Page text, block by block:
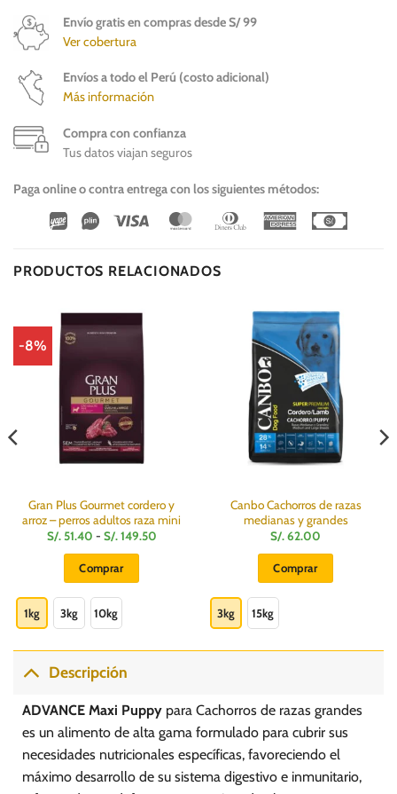
Envío gratis en compras desde S/ 99
Ver cobertura
Envíos a todo el Perú (costo adicional)
Más información
Compra con confianza
Tus datos viajan seguros
Paga online o contra entrega con los siguientes métodos:
Wirecard
Vipps Visa MasterCardDinners
American
PRODUCTOS RELACIONADOS
-8%
Gran Plus Gourmet cordero y
arroz – perros adultos raza mini
S/.51.40 - S/.149.50Rango
Comprar
producto
tiene
múltiples
variantes.
opciones
pueden
elegir
en
1kg 3kg 10kg
Canbo Cachorros de razas
medianas y grandes
S/.62.00
Comprar
múltiples
pueden
elegir
en
3kg 15kg
Descripción
ADVANCE Maxi Puppy para Cachorros de razas grandes
es un alimento de alta gama formulado para cubrir sus
necesidades nutricionales específicas, favoreciendo el
máximo desarrollo de su sistema digestivo e inmunitario,